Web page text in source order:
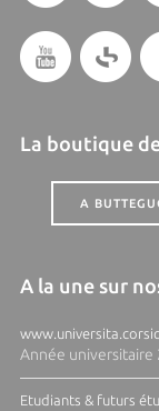
La boutique
A
A la une sur
Année universitaire
Etudiants & futurs